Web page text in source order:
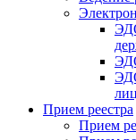
Прием реестра
Прием